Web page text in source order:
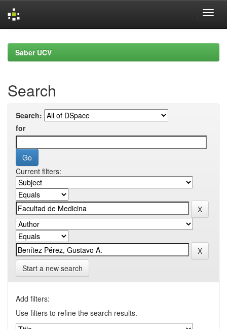
navigationSaber UCV
Search
Search:
for
Current filters:
Start a new search
Add filters:
Use filters to refine the search results.